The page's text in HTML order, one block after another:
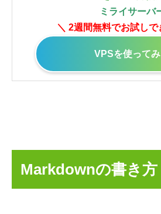
ミライサーバ
＼ 2週間無料でお試しで
VPSを使って
Markdownの書き方